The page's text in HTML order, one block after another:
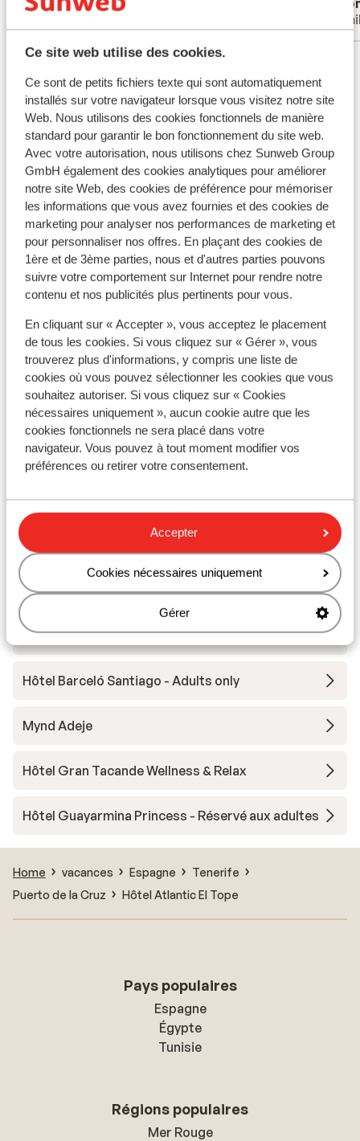
Ce site web utilise des cookies.
Ce sont de petits fichiers texte qui sont automatiquement
installés sur votre navigateur lorsque vous visitez notre site
Web. Nous utilisons des cookies fonctionnels de manière
standard pour garantir le bon fonctionnement du site web.
Avec votre autorisation, nous utilisons chez Sunweb Group
GmbH également des cookies analytiques pour améliorer
notre site Web, des cookies de préférence pour mémoriser
les informations que vous avez fournies et des cookies de
marketing pour analyser nos performances de marketing et
pour personnaliser nos offres. En plaçant des cookies de
1ère et de 3ème parties, nous et d'autres parties pouvons
suivre votre comportement sur Internet pour rendre notre
contenu et nos publicités plus pertinents pour vous.
En cliquant sur « Accepter », vous acceptez le placement
de tous les cookies. Si vous cliquez sur « Gérer », vous
trouverez plus d'informations, y compris une liste de
cookies où vous pouvez sélectionner les cookies que vous
souhaitez autoriser. Si vous cliquez sur « Cookies
nécessaires uniquement », aucun cookie autre que les
cookies fonctionnels ne sera placé dans votre
navigateur. Vous pouvez à tout moment modifier vos
préférences ou retirer votre consentement.
Accepter
Cookies nécessaires uniquement
Gérer
tout autre accueil...
Axel Capaert
Voir tous les 22 avis
Autres hébergements - Tenerife
Hôtel Royal Hideaway Corales Beach - Réservé
aux adultes
Domes Baobab Suites
Hôtel GF Victoria
Tivoli La Caleta
Hôtel Villa Cortes
Iberostar Selection Sábila - Réservé aux adultes
Hôtel Vincci Selección La Plantacion del Sur
Hôtel Princess Inspire Tenerife - Réservé aux
adultes
Hôtel Spring Arona Gran - Réservé aux adultes
H10 Atlantic Sunset Horizons Collection
Hôtel Barceló Santiago - Adults only
Mynd Adeje
Hôtel Gran Tacande Wellness & Relax
Hôtel Guayarmina Princess - Réservé aux adultes
Home vacances Espagne
Tenerife
Puerto de la Cruz
Hôtel Atlantic El Tope
Pays populaires
Espagne
Égypte
Tunisie
Régions populaires
Mer Rouge